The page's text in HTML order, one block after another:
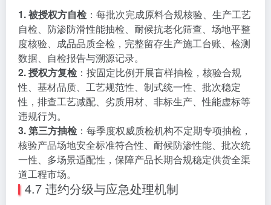
1. 被授权方自检：每批次完成原料合规核验、生产工艺
自检、防渗防滑性能抽检、耐候抗老化筛查、场地平整
度核验、成品品质全检，完整留存生产施工台账、检测
数据、自检报告与溯源记录。
2. 授权方复检：按固定比例开展盲样抽检，核验合规
性、基材品质、工艺规范性、制式统一性、批次稳定
性，排查工艺减配、劣质用材、非标生产、性能虚标等
违规行为。
3. 第三方抽检：每季度权威质检机构不定期专项抽检，
核验产品场地安全标准符合性、耐候防渗性能、批次统
一性、多场景适配性，保障产品长期合规稳定供货全渠
道工程市场。
4.7 违约分级与应急处理机制